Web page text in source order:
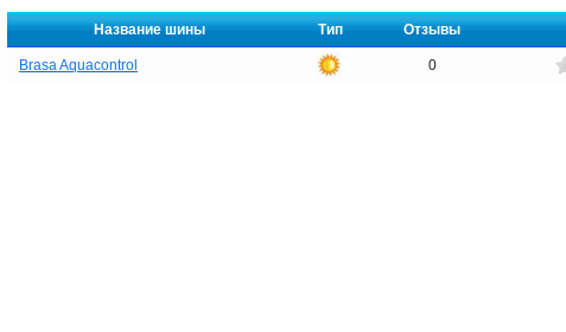
Название шины Тип Отзывы
Brasa Aquacontrol 0